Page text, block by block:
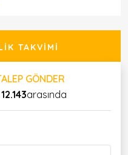
TAKVIMI
GÖNDER
arasında